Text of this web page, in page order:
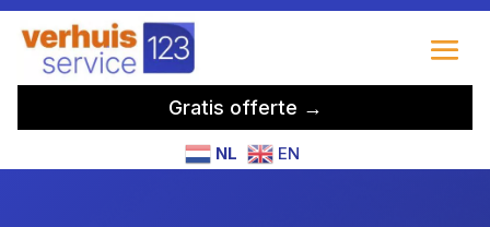
Gratis offerte →
NL EN